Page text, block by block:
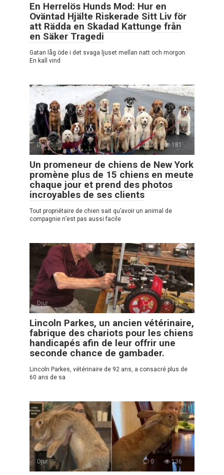
En Herrelös Hunds Mod: Hur en
Oväntad Hjälte Riskerade Sitt Liv för
att Rädda en Skadad Kattunge från
en Säker Tragedi
Gatan låg öde i det svaga ljuset mellan natt och morgon.
En kall vind
Djur 0 181
Un promeneur de chiens de New York
promène plus de 15 chiens en meute
chaque jour et prend des photos
incroyables de ses clients
Tout propriétaire de chien sait qu’avoir un animal de
compagnie n’est pas aussi facile
Djur 0 132
Lincoln Parkes, un ancien vétérinaire,
fabrique des chariots pour les chiens
handicapés afin de leur offrir une
seconde chance de gambader.
Lincoln Parkes, vétérinaire de 92 ans, a consacré plus de
60 ans de sa
Djur 0 136